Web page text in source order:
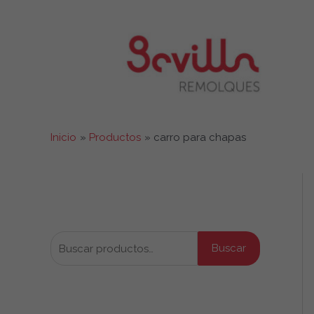
Inicio Productos carro para chapas
Buscar